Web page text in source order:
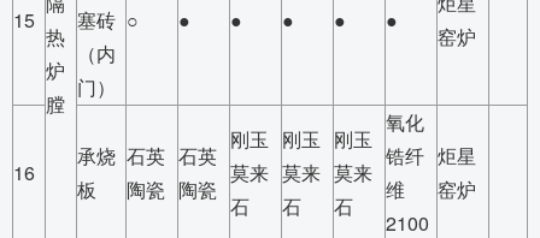
热
炉
膛
15
塞砖
（内
门）
○ ● ● ● ● ●
窑炉
16
承烧
板
石英
陶瓷
石英
陶瓷
刚玉
莫来
石
刚玉
莫来
石
刚玉
莫来
石
氧化
锆纤
维
2100
炬星
窑炉